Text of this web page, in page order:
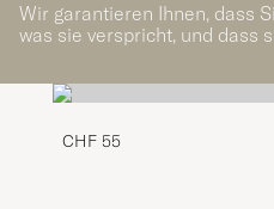
Wir garantieren Ihnen, dass
was sie verspricht, und dass
CHF 55